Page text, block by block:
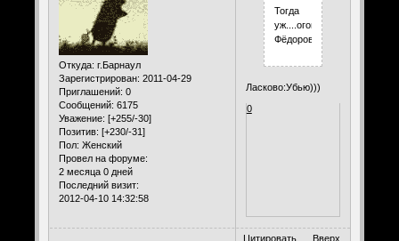
Откуда: г.Барнаул
Зарегистрирован: 2011-04-29
Приглашений: 0
Сообщений: 6175
Уважение: [+255/-30]
Позитив: [+230/-31]
Пол: Женский
Провел на форуме:
2 месяца 0 дней
Последний визит:
2012-04-10 14:32:58
Тогда
уж....оговорочка...по
Фёдорову.)))))))
Ласково:Убью)))
0
Цитировать Вверх